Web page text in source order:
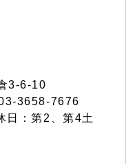
3-6-10
3658-7676
日：第2、第4土